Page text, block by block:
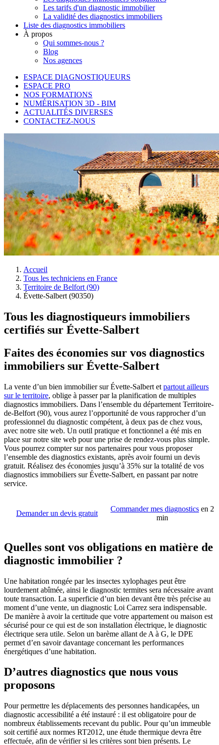
Les tarifs d'un diagnostic immobilier
La validité des diagnostics immobiliers
Liste des diagnostics immobiliers
À propos
Qui sommes-nous ?
Blog
Nos agences
ESPACE DIAGNOSTIQUEURS
ESPACE PRO
NOS FORMATIONS
NUMÉRISATION 3D - BIM
ACTUALITÉS DIVERSES
CONTACTEZ-NOUS
Accueil
Tous les techniciens en France
Territoire de Belfort (90)
Évette-Salbert (90350)
Tous les diagnostiqueurs immobiliers
certifiés sur Évette-Salbert
Faites des économies sur vos diagnostics
immobiliers sur Évette-Salbert
La vente d’un bien immobilier sur Évette-Salbert et partout ailleurs
sur le territoire, oblige à passer par la planification de multiples
diagnostics immobiliers. Dans l’ensemble du département Territoire-
de-Belfort (90), vous aurez l’opportunité de vous rapprocher d’un
professionnel du diagnostic compétent, à deux pas de chez vous,
avec notre site web. Un outil pratique et fonctionnel a été mis en
place sur notre site web pour une prise de rendez-vous plus simple.
Vous pourrez compter sur nos partenaires pour vous proposer
l’ensemble des diagnostics existants, après avoir fourni un devis
gratuit. Réalisez des économies jusqu’à 35% sur la totalité de vos
diagnostics immobiliers sur Évette-Salbert, en passant par notre
service.
Demander un devis gratuit
Commander mes diagnostics en 2
min
Quelles sont vos obligations en matière de
diagnostic immobilier ?
Une habitation rongée par les insectes xylophages peut être
lourdement abîmée, ainsi le diagnostic termites sera nécessaire avant
toute transaction. La superficie d’un bien devant être très précise au
moment d’une vente, un diagnostic Loi Carrez sera indispensable.
De manière à avoir la certitude que votre appartement ou maison est
sécurisé pour ce qui est de son installation électrique, le diagnostic
électrique sera utile. Selon un barème allant de A à G, le DPE
permet d’en savoir davantage concernant les performances
énergétiques d’une habitation.
D’autres diagnostics que nous vous
proposons
Pour permettre les déplacements des personnes handicapées, un
diagnostic accessibilité a été instauré : il est obligatoire pour de
nombreux établissements recevant du public. Pour qu’un immeuble
soit certifié aux normes RT2012, une étude thermique devra être
effectuée, afin de vérifier si les critères sont bien présents. Le